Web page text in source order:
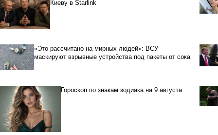
Киеву в Starlink
«Это рассчитано на мирных людей»: ВСУ
маскируют взрывные устройства под пакеты от сока
Гороскоп по знакам зодиака на 9 августа